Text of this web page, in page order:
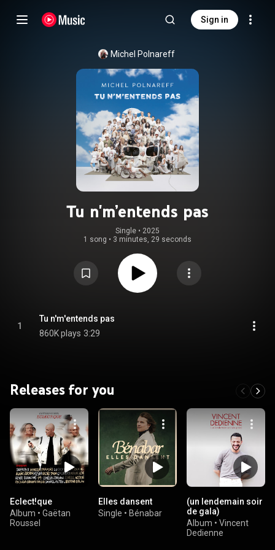
Sign in
Michel Polnareff
Tu n'm’entends pas
Single • 2025
1 song • 3 minutes, 29 seconds
1
Tu n'm'entends pas
860K plays 3:29
Releases for you
Eclect!que
Album • Gaëtan
Roussel
Elles dansent
Single • Bénabar
(un lendemain soir
de gala)
Album • Vincent
Dedienne